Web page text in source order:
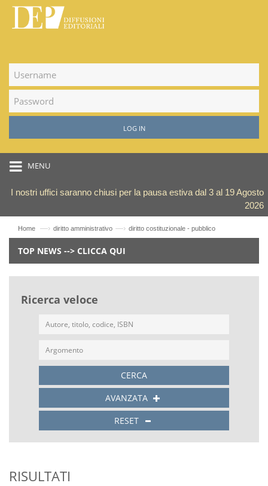
LOG IN
MENU
I nostri uffici saranno chiusi per la pausa estiva dal 3 al 19 Agosto
2026
Home —› diritto amministrativo —› diritto costituzionale - pubblico
TOP NEWS --> CLICCA QUI
Ricerca veloce
CERCA
AVANZATA
RESET
RISULTATI